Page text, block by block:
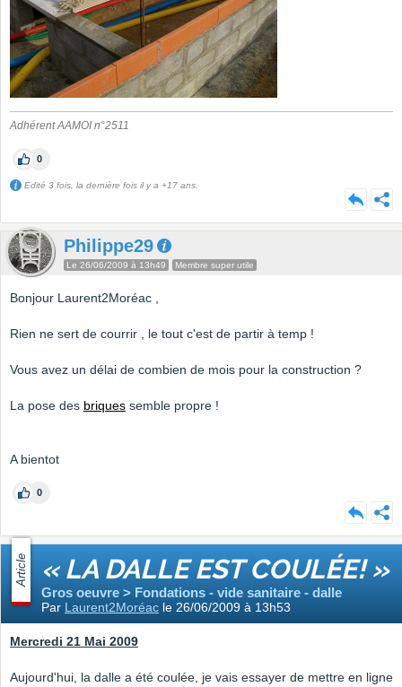
Adhérent AAMOI n°2511
0
Edité 3 fois, la dernière fois il y a +17 ans.
Philippe29
Le 26/06/2009 à 13h49 Membre super utile
Bonjour Laurent2Moréac ,
Rien ne sert de courrir , le tout c'est de partir à temp !
Vous avez un délai de combien de mois pour la construction ?
La pose des briques semble propre !
A bientot
0
Article « LA DALLE EST COULÉE! »
Gros oeuvre > Fondations - vide sanitaire - dalle
Par Laurent2Moréac le 26/06/2009 à 13h53
Mercredi 21 Mai 2009
Aujourd'hui, la dalle a été coulée, je vais essayer de mettre en ligne